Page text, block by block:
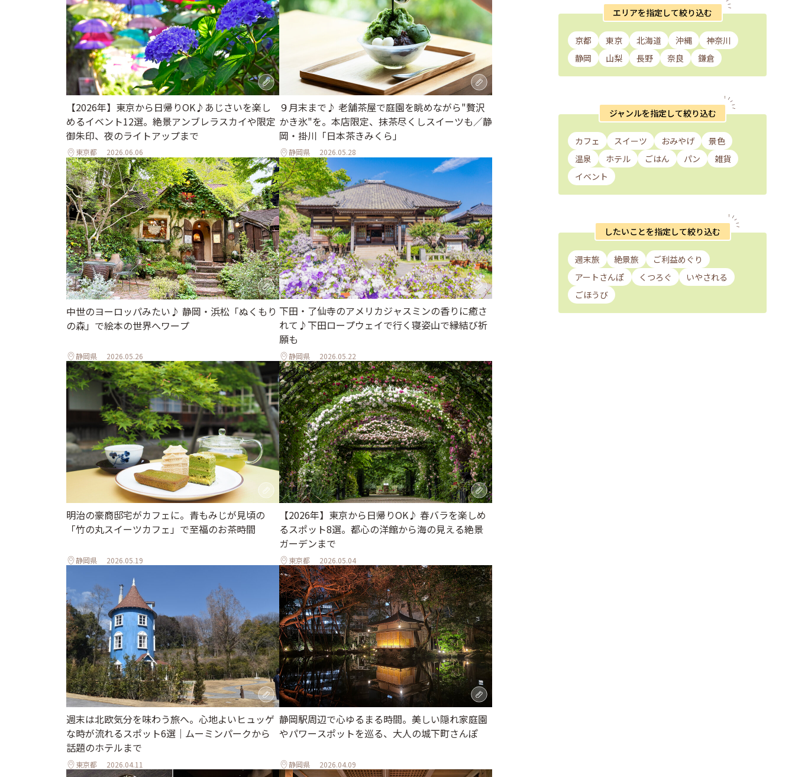
【2026年】東京から日帰りOK♪あじさいを楽し
めるイベント12選。絶景アンブレラスカイや限定
御朱印、夜のライトアップまで
東京都 2026.06.06
９月末まで♪ 老舗茶屋で庭園を眺めながら"贅沢
かき氷"を。本店限定、抹茶尽くしスイーツも／静
岡・掛川「日本茶きみくら」
静岡県 2026.05.28
中世のヨーロッパみたい♪ 静岡・浜松「ぬくもり
の森」で絵本の世界へワープ
静岡県 2026.05.26
下田・了仙寺のアメリカジャスミンの香りに癒さ
れて♪下田ロープウェイで行く寝姿山で縁結び祈
願も
静岡県 2026.05.22
明治の豪商邸宅がカフェに。青もみじが見頃の
「竹の丸スイーツカフェ」で至福のお茶時間
静岡県 2026.05.19
【2026年】東京から日帰りOK♪ 春バラを楽しめ
るスポット8選。都心の洋館から海の見える絶景
ガーデンまで
東京都 2026.05.04
週末は北欧気分を味わう旅へ。心地よいヒュッゲ
な時が流れるスポット6選｜ムーミンパークから
話題のホテルまで
東京都 2026.04.11
静岡駅周辺で心ゆるまる時間。美しい隠れ家庭園
やパワースポットを巡る、大人の城下町さんぽ
静岡県 2026.04.09
エリアを指定して絞り込む
京都 東京 北海道 沖縄
神奈川
静岡
山梨 長野 奈良 鎌倉
ジャンルを指定して絞り込む
カフェ スイーツ おみやげ
景色
温泉
ホテル ごはん パン
雑貨
イベント
したいことを指定して絞り込む
週末旅 絶景旅
ご利益めぐり
アートさんぽ
くつろぐ
いやされる
ごほうび